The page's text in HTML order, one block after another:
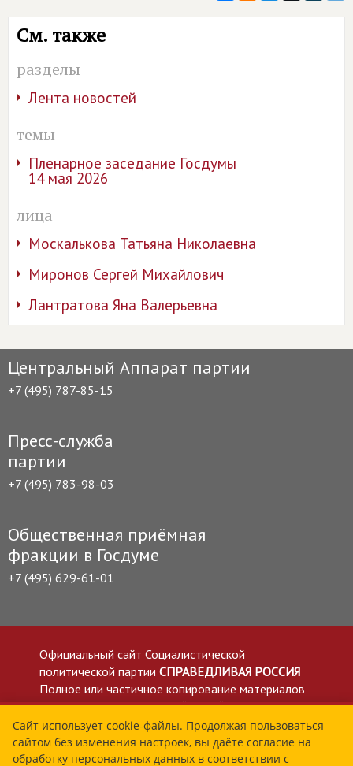
См. также
разделы
Лента новостей
темы
Пленарное заседание Госдумы
14 мая 2026
лица
Москалькова Татьяна Николаевна
Миронов Сергей Михайлович
Лантратова Яна Валерьевна
Центральный Аппарат партии
+7 (495) 787-85-15
Пресс-служба
партии
+7 (495) 783-98-03
Общественная приёмная
фракции в Госдуме
+7 (495) 629-61-01
Официальный сайт Социалистической
политической партии СПРАВЕДЛИВАЯ РОССИЯ
Полное или частичное копирование материалов
приветствуется со ссылкой на сайт spravedlivo.ru
Политика в отношении обработки персональных
данных
Все материалы сайта spravedlivo.ru доступны по
Сайт использует cookie-файлы. Продолжая пользоваться
сайтом без изменения настроек, вы даёте согласие на
обработку персональных данных в соответствии с